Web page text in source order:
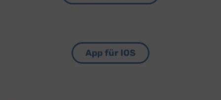
App für IOS